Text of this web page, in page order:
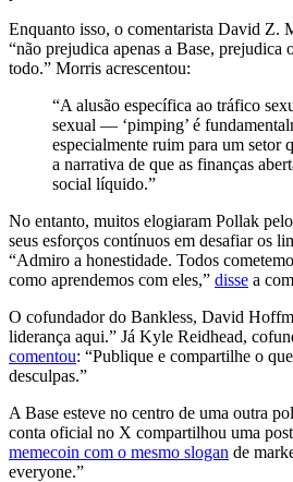
Enquanto isso, o comentarista David Z.
“não prejudica apenas a Base, prejudica
todo.” Morris acrescentou:
“A alusão específica ao tráfico
sexual — ‘pimping’ é
especialmente ruim para um setor
a narrativa de que as finanças
social líquido.”
No entanto, muitos elogiaram Pollak
seus esforços contínuos em desafiar os
“Admiro a honestidade. Todos
como aprendemos com eles,” disse a
O cofundador do Bankless, David
liderança aqui.” Já Kyle Reidhead,
comentou: “Publique e compartilhe o
desculpas.”
A Base esteve no centro de uma outra
conta oficial no X compartilhou uma
memecoin com o mesmo slogan de
everyone.”